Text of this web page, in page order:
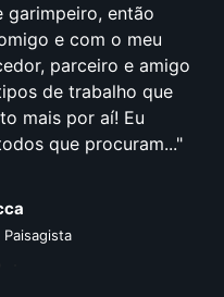
então
e com o meu
parceiro e amigo
de trabalho que
mais por aí! Eu
que procuram...